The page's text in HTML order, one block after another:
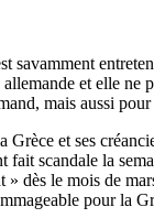
savamment
et elle ne
mais aussi
et ses
scandale la
» dès le mois de
pour la